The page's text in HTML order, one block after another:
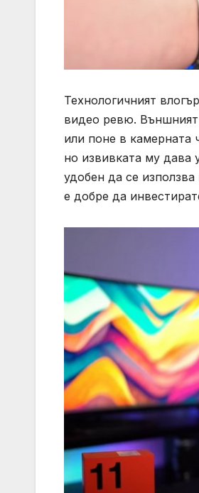
Технологичният
видео ревю. Външният
или поне в камерната
но извивката му дава
удобен да се
е добре да